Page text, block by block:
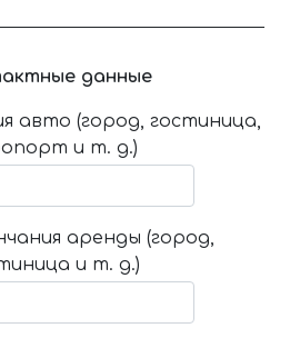
данные
авто (город, гостиница,
и т. д.)
аренды (город,
и т. д.)